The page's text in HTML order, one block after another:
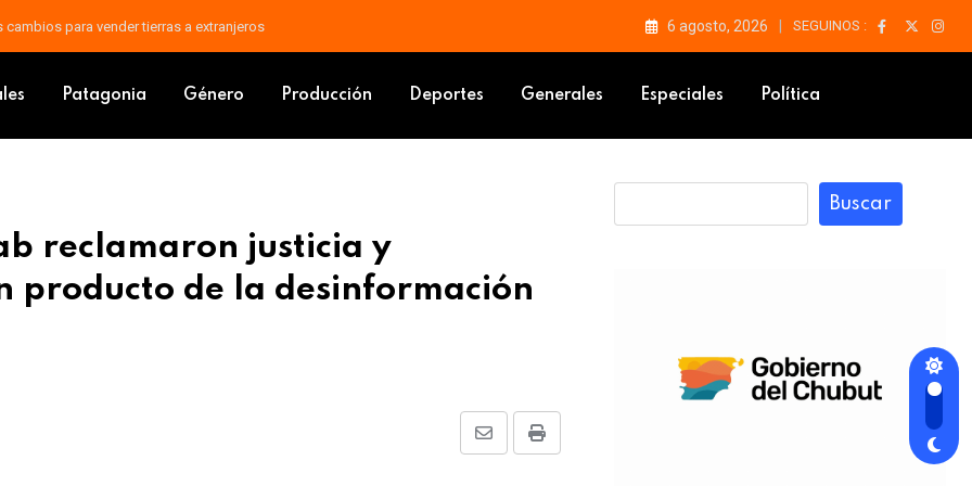
un frente frío avanza sobre Argentina 6 agosto, 2026 SEGUINOS :
Patagonia Género Producción Deportes Generales Especiales Política
reclamaron justicia y
producto de la desinformación
Print
Share
Buscar